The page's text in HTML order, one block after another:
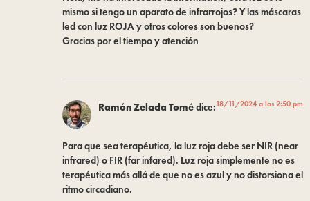
mismo si tengo un aparato de infrarrojos? Y las máscaras
led con luz ROJA y otros colores son buenos?
Gracias por el tiempo y atención
Ramón Zelada Tomédice:18/11/2024 a las 2:50 pm
Para que sea terapéutica, la luz roja debe ser NIR (near
infrared) o FIR (far infared). Luz roja simplemente no es
terapéutica más allá de que no es azul y no distorsiona el
ritmo circadiano.